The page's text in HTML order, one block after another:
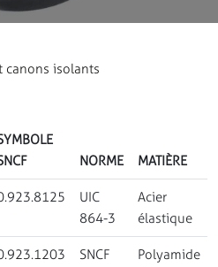
canons isolants
NORME MATIÈRE
UIC
864-3
Acier
élastique
SNCF
Polyamide